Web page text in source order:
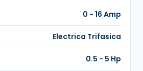
0 - 16 Amp
Electrica Trifasica
0.5 - 5 Hp